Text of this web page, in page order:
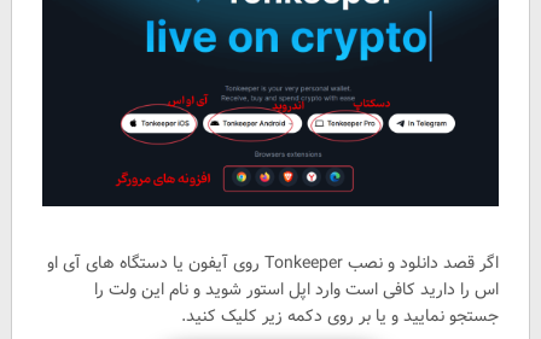
اگر قصد دانلود و نصب Tonkeeper روی آیفون یا دستگاه های آی او
اس را دارید کافی است وارد اپل استور شوید و نام این ولت را
جستجو نمایید و یا بر روی دکمه زیر کلیک کنید.